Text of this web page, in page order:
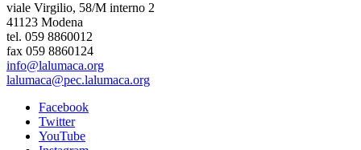
viale Virgilio, 58/M interno 2
41123 Modena
tel. 059 8860012
fax 059 8860124
info@lalumaca.org
lalumaca@pec.lalumaca.org
Facebook
Twitter
YouTube